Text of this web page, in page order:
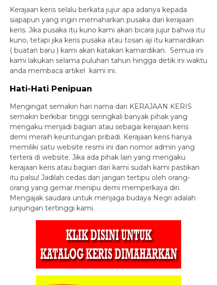
Kerajaan keris selalu berkata jujur apa adanya kepada
siapapun yang ingin memaharkan pusaka dari kerajaan
keris. Jika pusaka itu kuno kami akan bicara jujur bahwa itu
kuno, tetapi jika keris pusaka atau tosan aji itu kamardikan
( buatan baru ) kami akan katakan kamardikan. Semua ini
kami lakukan selama puluhan tahun hingga detik ini waktu
anda membaca artikel kami ini.
Hati-Hati Penipuan
Mengingat semakin hari nama dari KERAJAAN KERIS
semakin berkibar tinggi seringkali banyak pihak yang
mengaku menjadi bagian atau sebagai kerajaan keris
demi meraih keuntungan pribadi. Kerajaan keris hanya
memiliki satu website resmi ini dan nomor admin yang
tertera di website. Jika ada pihak lain yang mengaku
kerajaan keris atau bagian dari kami sudah kami pastikan
itu palsu! Jadilah cedas dan jangan tertipu oleh orang-
orang yang gemar menipu demi memperkaya diri.
Mengajak saudara untuk menjaga budaya Negri adalah
junjungan tertinggi kami.